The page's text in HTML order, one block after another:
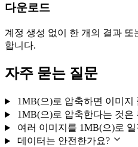
다운로드
계정 생성 없이 한 개의 결과 또
합니다.
자주 묻는 질문
1MB(으)로 압축하면 이미지
1MB(으)로 압축한다는 것은
여러 이미지를 1MB(으)로
데이터는 안전한가요?